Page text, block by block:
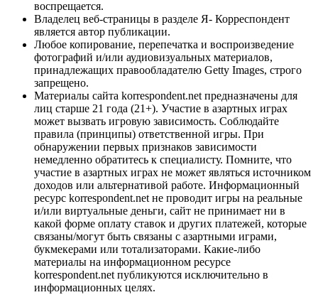
воспрещается.
Владелец веб-страницы в разделе Я- Корреспондент
является автор публикации.
Любое копирование, перепечатка и воспроизведение
фотографий и/или аудиовизуальных материалов,
принадлежащих правообладателю Getty Images, строго
запрещено.
Материалы сайта korrespondent.net предназначены для
лиц старше 21 года (21+). Участие в азартных играх
может вызвать игровую зависимость. Соблюдайте
правила (принципы) ответственной игры. При
обнаружении первых признаков зависимости
немедленно обратитесь к специалисту. Помните, что
участие в азартных играх не может являться источником
доходов или альтернативой работе. Информационный
ресурс korrespondent.net не проводит игры на реальные
и/или виртуальные деньги, сайт не принимает ни в
какой форме оплату ставок и других платежей, которые
связаны/могут быть связаны с азартными играми,
букмекерами или тотализаторами. Какие-либо
материалы на информационном ресурсе
korrespondent.net публикуются исключительно в
информационных целях.